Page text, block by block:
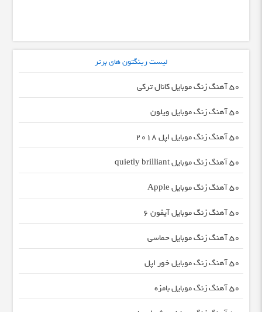
لیست رینگتون های برتر
50 آهنگ زنگ موبایل کانال ترکی
50 آهنگ زنگ موبایل ویلون
50 آهنگ زنگ موبایل اپل 2018
50 آهنگ زنگ موبایل quietly brilliant
50 آهنگ زنگ موبایل Apple
50 آهنگ زنگ موبایل آیفون 6
50 آهنگ زنگ موبایل حماسی
50 آهنگ زنگ موبایل خور اپل
50 آهنگ زنگ موبایل بامزه